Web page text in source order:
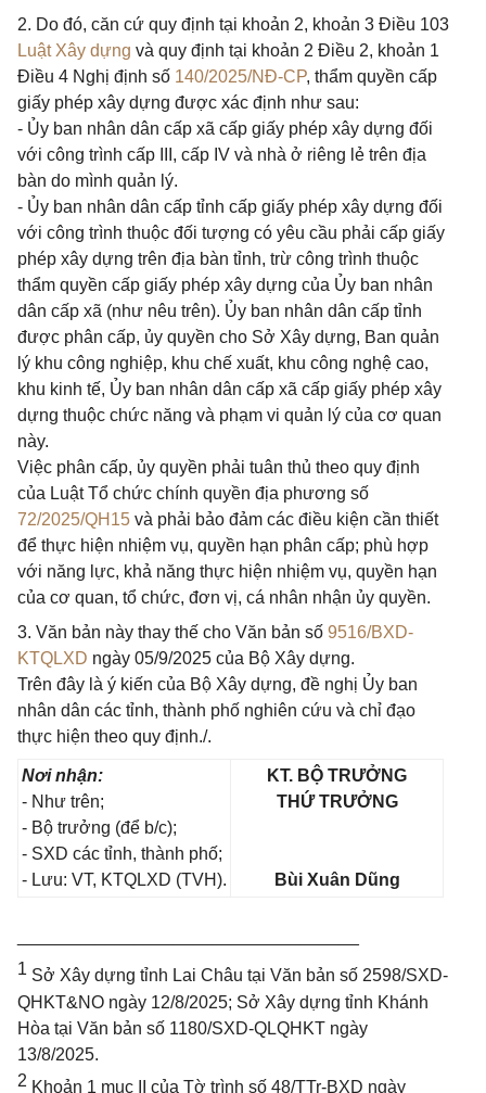
2. Do đó, căn cứ quy định tại khoản 2, khoản 3 Điều 103
Luật Xây dựng và quy định tại khoản 2 Điều 2, khoản 1
Điều 4 Nghị định số 140/2025/NĐ-CP, thẩm quyền cấp
giấy phép xây dựng được xác định như sau:
- Ủy ban nhân dân cấp xã cấp giấy phép xây dựng đối
với công trình cấp III, cấp IV và nhà ở riêng lẻ trên địa
bàn do mình quản lý.
- Ủy ban nhân dân cấp tỉnh cấp giấy phép xây dựng đối
với công trình thuộc đối tượng có yêu cầu phải cấp giấy
phép xây dựng trên địa bàn tỉnh, trừ công trình thuộc
thẩm quyền cấp giấy phép xây dựng của Ủy ban nhân
dân cấp xã (như nêu trên). Ủy ban nhân dân cấp tỉnh
được phân cấp, ủy quyền cho Sở Xây dựng, Ban quản
lý khu công nghiệp, khu chế xuất, khu công nghệ cao,
khu kinh tế, Ủy ban nhân dân cấp xã cấp giấy phép xây
dựng thuộc chức năng và phạm vi quản lý của cơ quan
này.
Việc phân cấp, ủy quyền phải tuân thủ theo quy định
của Luật Tổ chức chính quyền địa phương số
72/2025/QH15 và phải bảo đảm các điều kiện cần thiết
để thực hiện nhiệm vụ, quyền hạn phân cấp; phù hợp
với năng lực, khả năng thực hiện nhiệm vụ, quyền hạn
của cơ quan, tổ chức, đơn vị, cá nhân nhận ủy quyền.
3. Văn bản này thay thế cho Văn bản số 9516/BXD-
KTQLXD ngày 05/9/2025 của Bộ Xây dựng.
Trên đây là ý kiến của Bộ Xây dựng, đề nghị Ủy ban
nhân dân các tỉnh, thành phố nghiên cứu và chỉ đạo
thực hiện theo quy định./.
Nơi nhận:
- Như trên;
- Bộ trưởng (để b/c);
- SXD các tỉnh, thành phố;
- Lưu: VT, KTQLXD (TVH).
KT. BỘ TRƯỞNG
THỨ TRƯỞNG
Bùi Xuân Dũng
1 Sở Xây dựng tỉnh Lai Châu tại Văn bản số 2598/SXD-
QHKT&NO ngày 12/8/2025; Sở Xây dựng tỉnh Khánh
Hòa tại Văn bản số 1180/SXD-QLQHKT ngày
13/8/2025.
2 Khoản 1 mục II của Tờ trình số 48/TTr-BXD ngày